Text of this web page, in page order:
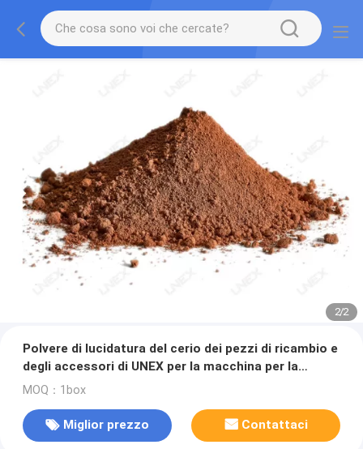
2/2
Polvere di lucidatura del cerio dei pezzi di ricambio e
degli accessori di UNEX per la macchina per la
frantumazione di vetro
MOQ：1box
Miglior prezzo Contattaci